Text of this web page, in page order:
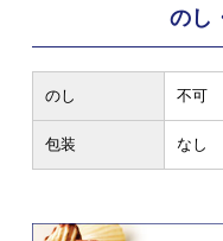
のし
のし 不可
包装 なし